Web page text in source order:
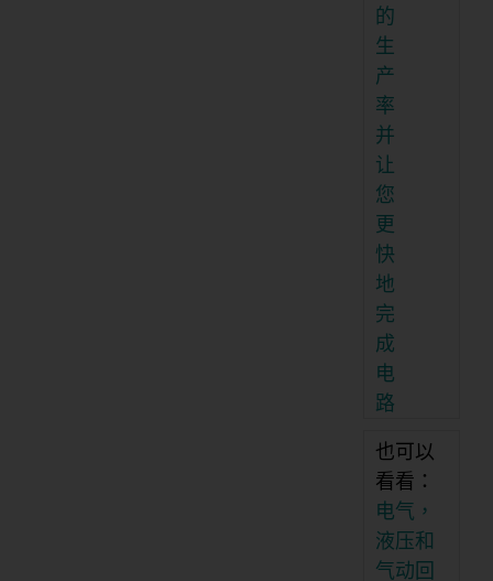
的
生
产
率
并
让
您
更
快
地
完
成
电
路
也可以
看看：
电气，
液压和
气动回